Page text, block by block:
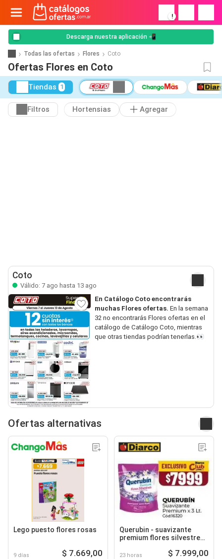
!
Descarga nuestra aplicación 📲
Todas las ofertas Flores Coto
Ofertas Flores en Coto
Tiendas 1
Filtros Hortensias Agregar
Coto
Válido: 7 ago hasta 13 ago
En Catálogo Coto encontrarás
muchas Flores ofertas. En la semana
32 no encontrarás Flores ofertas en el
catálogo de Catálogo Coto, mientras
que otras tiendas podrían tenerlas.👀
Ofertas alternativas
Lego puesto flores rosas
9 días $ 7.669,00
Querubin - suavizante
premium flores silvestres
23 horas $ 7.999,00